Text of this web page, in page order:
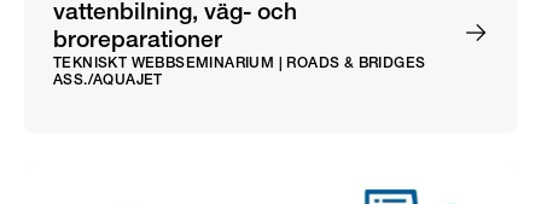
vattenbilning, väg- och
broreparationer
TEKNISKT WEBBSEMINARIUM | ROADS & BRIDGES
ASS./AQUAJET